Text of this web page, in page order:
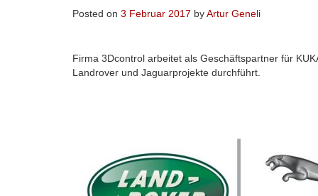
Posted on 3 Februar 2017 byArtur Geneli
Firma 3Dcontrol arbeitet als Geschäftspartner für
Landrover und Jaguarprojekte durchführt.